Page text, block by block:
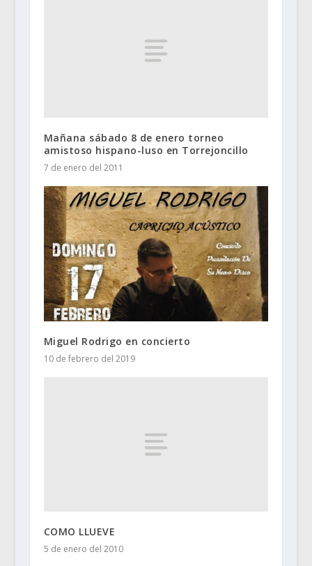
Mañana sábado 8 de enero torneo
amistoso hispano-luso en Torrejoncillo
7 de enero del 2011
Miguel Rodrigo en concierto
10 de febrero del 2019
COMO LLUEVE
5 de enero del 2010